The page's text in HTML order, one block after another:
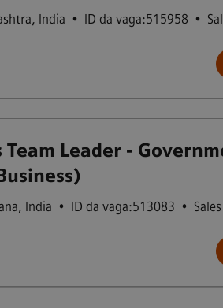
, India • ID da vaga:515958 •
Team Leader -
, India • ID da vaga:513083 • Sales